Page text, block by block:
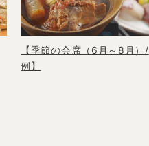
【季節の会席（6月～8月）/
例】